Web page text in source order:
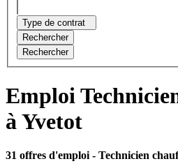
Type de contrat
Rechercher
Rechercher
Emploi
à Yvetot
31 offres d'emploi - Technicien